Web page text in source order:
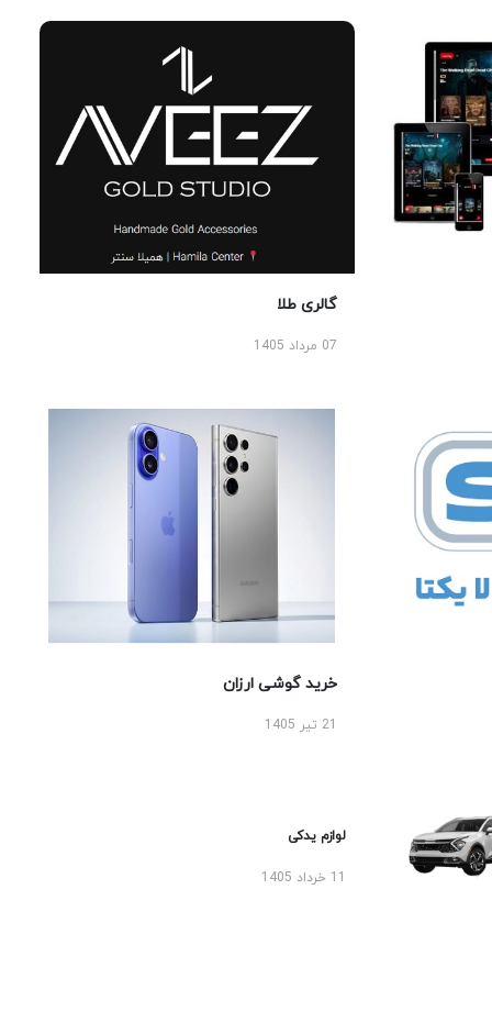
گالری طلا
07 مرداد 1405
خرید گوشی ارزان
لوازم یدکی